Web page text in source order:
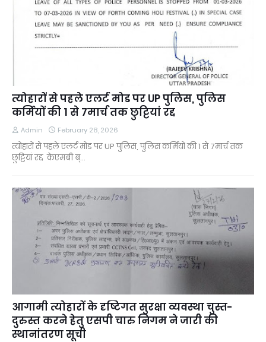
त्योहारों से पहले एलर्ट मोड पर UP पुलिस, पुलिस
कर्मियों की 1 से 7मार्च तक छुट्टियां रद्द
Admin February 28, 2026
त्योहारों से पहले एलर्ट मोड पर UP पुलिस, पुलिस कर्मियों की 1 से 7मार्च तक
छुट्टियां रद्द केएमबी ब्…
आगामी त्योहारों के दृष्टिगत सुरक्षा व्यवस्था चुस्त-
दुरुस्त करने हेतु एसपी चारु निगम ने जारी की
स्थानांतरण सूची